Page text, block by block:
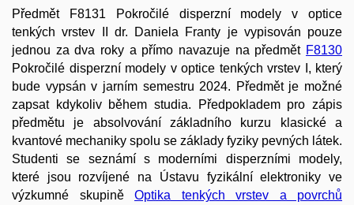
Předmět F8131 Pokročilé disperzní modely v optice
tenkých vrstev II dr. Daniela Franty je vypisován pouze
jednou za dva roky a přímo navazuje na předmět F8130
Pokročilé disperzní modely v optice tenkých vrstev I, který
bude vypsán v jarním semestru 2024. Předmět je možné
zapsat kdykoliv během studia. Předpokladem pro zápis
předmětu je absolvování základního kurzu klasické a
kvantové mechaniky spolu se základy fyziky pevných látek.
Studenti se seznámí s moderními disperzními modely,
které jsou rozvíjené na Ústavu fyzikální elektroniky ve
výzkumné skupině Optika tenkých vrstev a povrchů